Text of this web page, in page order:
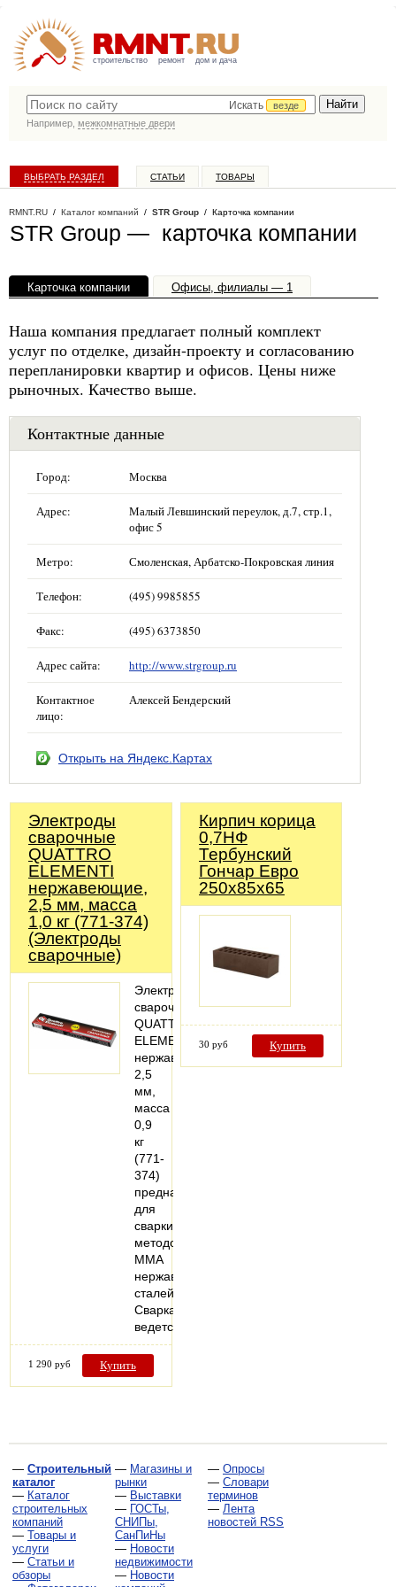
строительство ремонт дом и дача
Искать
везде
Например, межкомнатные двери
ВЫБРАТЬ РАЗДЕЛ СТАТЬИ ТОВАРЫ
RMNT.RU / Каталог компаний / STR Group / Карточка компании
STR Group — карточка компании
Карточка компании Офисы, филиалы — 1
Наша компания предлагает полный комплект
услуг по отделке, дизайн-проекту и согласованию
перепланировки квартир и офисов. Цены ниже
рыночных. Качество выше.
Контактные данные
Город: Москва
Адрес:
Малый Левшинский переулок, д.7, стр.1,
офис 5
Метро: Смоленская, Арбатско-Покровская линия
Телефон: (495) 9985855
Факс: (495) 6373850
Адрес сайта: http://www.strgroup.ru
Контактное
лицо:
Алексей Бендерский
Открыть на Яндекс.Картах
Электроды
сварочные
QUATTRO
ELEMENTI
нержавеющие,
2,5 мм, масса
1,0 кг (771-374)
(Электроды
сварочные)
Электроды
сварочные
QUATTRO
ELEMENTI
нержавеющие,
2,5
мм,
масса
0,9
кг
(771-
374)
предназначен
для
сварки
методом
MMA
нержавеющих
сталей.
Сварка
ведется…
1 290 руб Купить
Кирпич корица
0,7НФ
Тербунский
Гончар Евро
250х85х65
30 руб Купить
— Строительный
каталог
— Каталог
строительных
компаний
— Товары и
услуги
— Статьи и
обзоры
— Магазины и
рынки
— Выставки
— ГОСТы,
СНИПы,
СанПиНы
— Новости
недвижимости
— Новости
— Опросы
— Словари
терминов
— Лента
новостей RSS